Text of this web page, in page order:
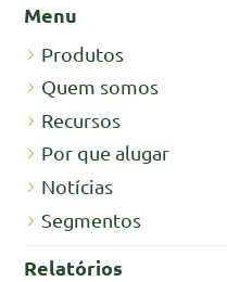
Menu
Produtos
Quem somos
Recursos
Por que alugar
Notícias
Segmentos
Relatórios